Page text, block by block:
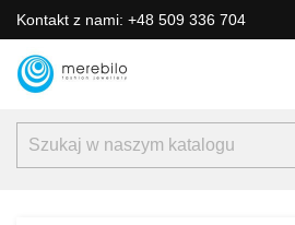
Kontakt z nami: +48 509 336 704